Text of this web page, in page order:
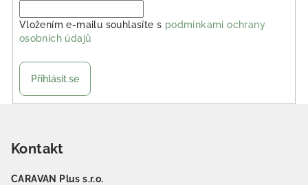
Vložením e-mailu souhlasíte s podmínkami ochrany
osobních údajů
Přihlásit se
Kontakt
CARAVAN Plus s.r.o.